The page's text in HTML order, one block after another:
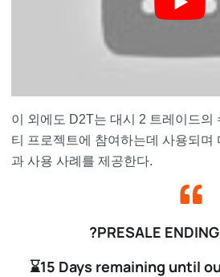
이 외에도 D2T는 대시 2 트레이드의
티 프로젝트에 참여하는데 사용되며
과 사용 사례를 제공한다.
?PRESALE
⌛15 Days remaining until